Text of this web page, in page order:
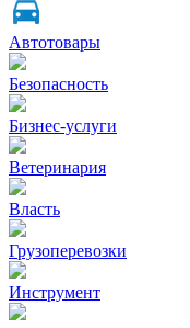
Автотовары
Безопасность
Бизнес-услуги
Ветеринария
Власть
Грузоперевозки
Инструмент